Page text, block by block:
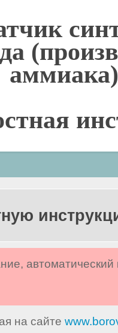
аммиака)
на сайте